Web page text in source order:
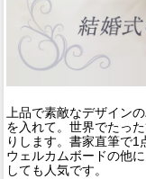
上品で素敵なデザイン
を入れて。世界でたっ
りします。書家直筆で1
ウェルカムボードの他
しても人気です。